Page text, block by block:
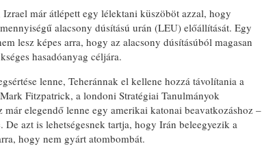
már átlépett egy lélektani küszöböt azzal, hogy
alacsony dúsítású urán (LEU) előállítását. Egy
lesz képes arra, hogy az alacsony dúsításúból magasan
hasadóanyag céljára.
lenne, Teheránnak el kellene hozzá távolítania a
Fitzpatrick, a londoni Stratégiai Tanulmányok
elegendő lenne egy amerikai katonai beavatkozáshoz –
azt is lehetségesnek tartja, hogy Irán beleegyezik a
hogy nem gyárt atombombát.